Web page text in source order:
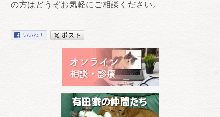
の方はどうぞお気軽にご相談ください。